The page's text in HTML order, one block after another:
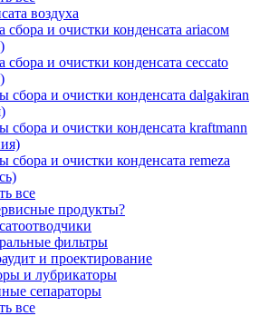
воздуха
сбора и очистки конденсата ariacом
сбора и очистки конденсата ceccato
сбора и очистки конденсата dalgakiran
сбора и очистки конденсата kraftmann
сбора и очистки конденсата remeza
все
продукты?
фильтры
и проектирование
и лубрикаторы
сепараторы
все